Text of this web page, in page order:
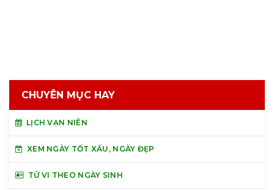
CHUYÊN MỤC HAY
LỊCH VẠN NIÊN
XEM NGÀY TỐT XẤU, NGÀY ĐẸP
TỬ VI THEO NGÀY SINH